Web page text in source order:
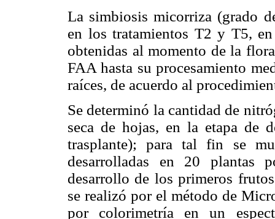
La simbiosis micorriza (grado
en los tratamientos T2 y T5,
obtenidas al momento de la
FAA hasta su procesamiento
raíces, de acuerdo al
Se determinó la cantidad de
seca de hojas, en la etapa de
trasplante); para tal fin se
desarrolladas en 20 plantas
desarrollo de los primeros
se realizó por el método de
por colorimetría en un